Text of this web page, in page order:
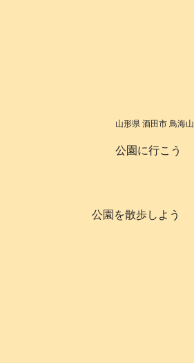
山形県 酒田市 鳥海山
公園に行こう
公園を散歩しよう